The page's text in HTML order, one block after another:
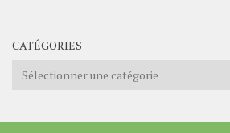
CATÉGORIES
Catégories